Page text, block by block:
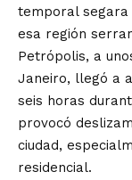
temporal segara
esa región
Petrópolis, a
Janeiro, llegó a
seis horas
provocó
ciudad,
residencial.